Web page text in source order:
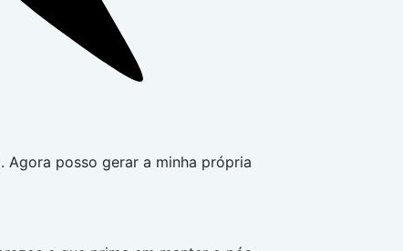
posso gerar a minha própria